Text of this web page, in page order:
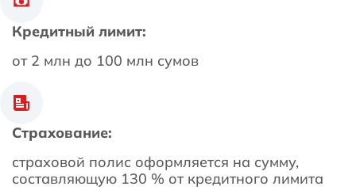
Кредитный лимит:
от 2 млн до 100 млн сумов
Страхование:
страховой полис оформляется на сумму,
составляющую 130 % от кредитного лимита